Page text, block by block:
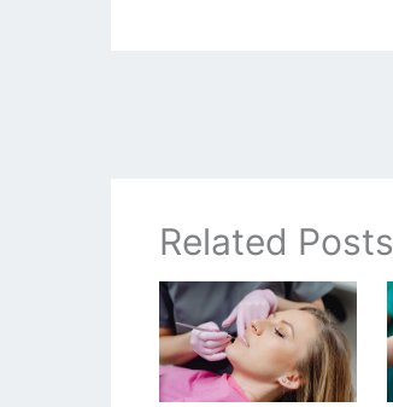
Related Posts